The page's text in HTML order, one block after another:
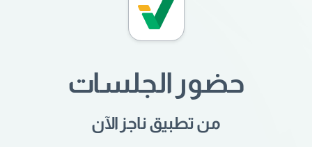
حضور الجلسات
من تطبيق ناجز الآن